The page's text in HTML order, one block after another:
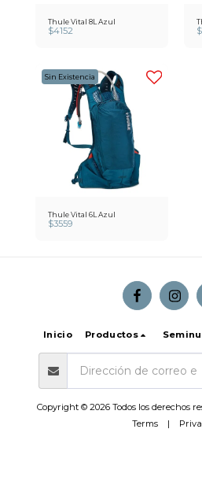
Thule Vital 8L Azul
$4152 $
Sin Existencia
Thule Vital 6L Azul
$3559
Inicio Productos
Copyright © 2026 Todos los derechos
Terms|